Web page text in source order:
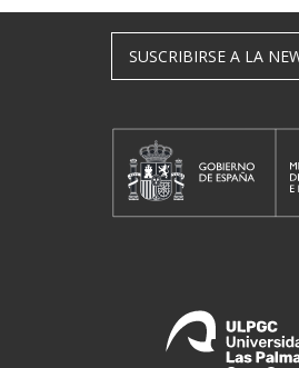
SUSCRIBIRSE A LA